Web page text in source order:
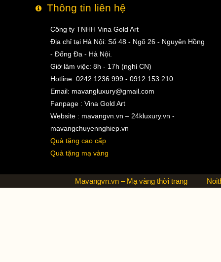
Thông tin liên hệ
Công ty TNHH Vina Gold Art
Địa chỉ tại Hà Nội: Số 48 - Ngõ 26 - Nguyên Hồng
- Đống Đa - Hà Nội.
Giờ làm việc: 8h - 17h (nghỉ CN)
Hotline: 0242.1236.999 - 0912.153.210
Email: mavangluxury@gmail.com
Fanpage : Vina Gold Art
Website : mavangvn.vn – 24kluxury.vn -
mavangchuyennghiep.vn
Quà tặng cao cấp
Quà tặng mạ vàng
Mavangvn.vn – Mạ vàng thời trang